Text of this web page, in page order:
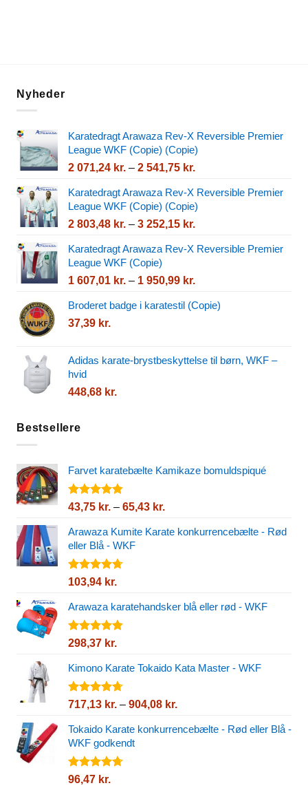
Nyheder
Karatedragt Arawaza Rev-X Reversible Premier
League WKF (Copie) (Copie)
2 071,24 kr. – 2 541,75 kr.
071,24 kr.
til
2
Karatedragt Arawaza Rev-X Reversible Premier
League WKF (Copie) (Copie)
2 803,48 kr. – 3 252,15 kr.
803,48 kr.
3
Karatedragt Arawaza Rev-X Reversible Premier
League WKF (Copie)
1 607,01 kr. – 1 950,99 kr.
607,01 kr.
Broderet badge i karatestil (Copie)
37,39 kr.
Adidas karate-brystbeskyttelse til børn, WKF –
hvid
448,68 kr.
Bestsellere
Farvet karatebælte Kamikaze bomuldspiqué
Vurderet
5
43,75 kr. – 65,43 kr.
til
Arawaza Kumite Karate konkurrencebælte - Rød
eller Blå - WKF
Vurderet
5
103,94 kr.
Arawaza karatehandsker blå eller rød - WKF
Vurderet
5
298,37 kr.
Kimono Karate Tokaido Kata Master - WKF
Vurderet
5
717,13 kr. – 904,08 kr.
til
Tokaido Karate konkurrencebælte - Rød eller Blå -
WKF godkendt
Vurderet
96,47 kr.